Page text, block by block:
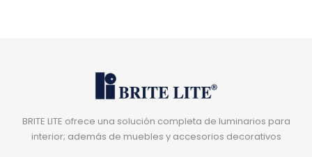
BRITE LITE ofrece una solución completa de luminarios para
interior; además de muebles y accesorios decorativos